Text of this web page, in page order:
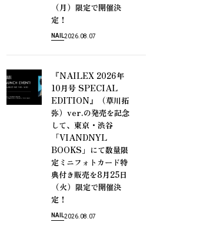
（月） 限定で開催決
定 ！
NAIL2026.08.07
『NAILEX 2026年
10月号 SPECIAL
EDITION』（草川拓
弥）ver.の発売を記念
して、 東京 ・ 渋谷
「VIANDNYL
BOOKS」 にて数量限
定 ミ ニフ ォ ト カー ド特
典付き販売を8月25日
（火） 限定で開催決
定 ！
NAIL2026.08.07